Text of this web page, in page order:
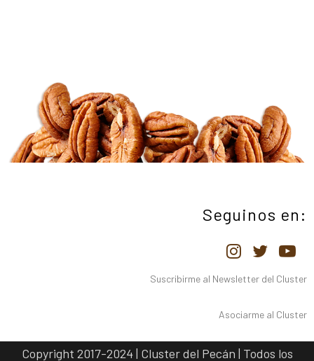
Seguinos en:
Suscribirme al Newsletter del Cluster
Asociarme al Cluster
Copyright 2017-2024 | Cluster del Pecán | Todos los